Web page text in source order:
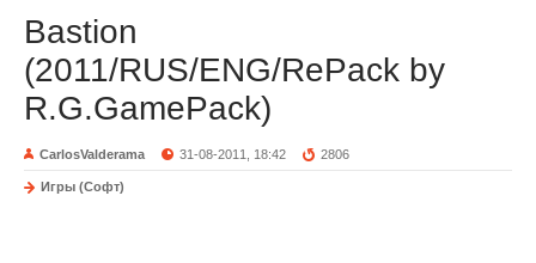
Bastion
(2011/RUS/ENG/RePack by
R.G.GamePack)
CarlosValderama 31-08-2011, 18:42 2806
Игры (Софт)